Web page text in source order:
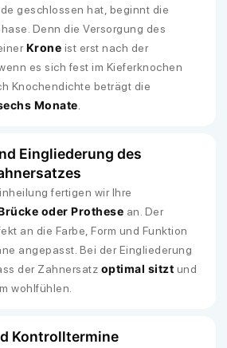
geschlossen hat, beginnt die
Denn die Versorgung des
Krone ist erst nach der
es sich fest im Kieferknochen
Knochendichte beträgt die
Monate
Eingliederung des
fertigen wir Ihre
oder Prothese an. Der
an die Farbe, Form und Funktion
angepasst. Bei der Eingliederung
der Zahnersatz optimal sitzt und
wohlfühlen.
Kontrolltermine